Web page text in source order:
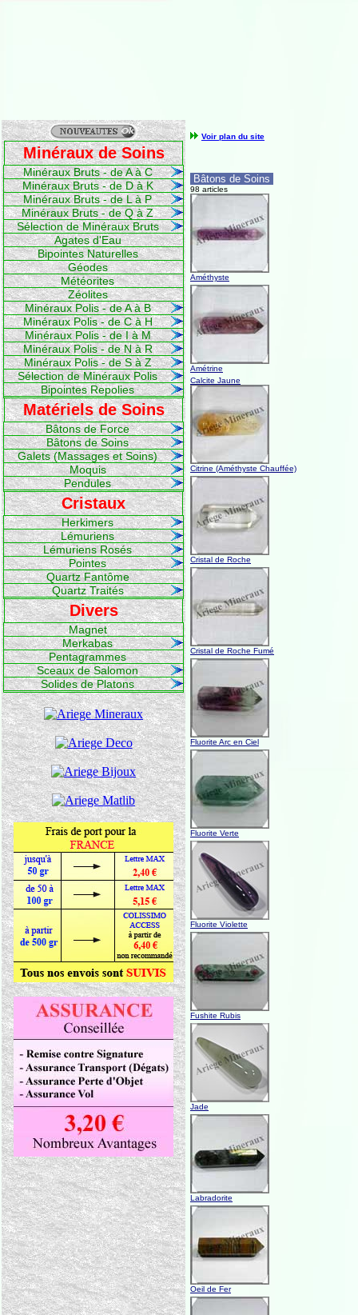
Minéraux de Soins
Minéraux Bruts - de A à C
Minéraux Bruts - de D à K
Minéraux Bruts - de L à P
Minéraux Bruts - de Q à Z
Sélection de Minéraux Bruts
Agates d'Eau
Bipointes Naturelles
Géodes
Météorites
Zéolites
Minéraux Polis - de A à B
Minéraux Polis - de C à H
Minéraux Polis - de I à M
Minéraux Polis - de N à R
Minéraux Polis - de S à Z
Sélection de Minéraux Polis
Bipointes Repolies
Matériels de Soins
Bâtons de Force
Bâtons de Soins
Galets (Massages et Soins)
Moquis
Pendules
Cristaux
Herkimers
Lémuriens
Lémuriens Rosés
Pointes
Quartz Fantôme
Quartz Traités
Divers
Magnet
Merkabas
Pentagrammes
Sceaux de Salomon
Solides de Platons
Voir plan du site
Bâtons de Soins
98 articles
Améthyste
Amétrine
Calcite Jaune
Citrine (Améthyste Chauffée)
Cristal de Roche
Cristal de Roche Fumé
Fluorite Arc en Ciel
Fluorite Verte
Fluorite Violette
Fushite Rubis
Jade
Labradorite
Oeil de Fer